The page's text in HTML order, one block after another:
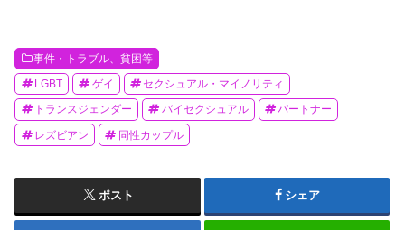
事件・トラブル、貧困等
LGBT ゲイ セクシュアル・マイノリティ
トランスジェンダー バイセクシュアル パートナー
レズビアン 同性カップル
ポスト シェア